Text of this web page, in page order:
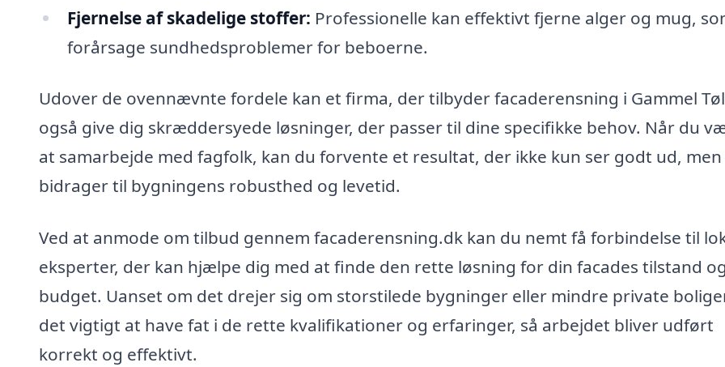
Fjernelse af skadelige stoffer: Professionelle kan effektivt fjerne alger og mug,
forårsage sundhedsproblemer for beboerne.
Udover de ovennævnte fordele kan et firma, der tilbyder facaderensning i Gammel
også give dig skræddersyede løsninger, der passer til dine specifikke behov. Når du
at samarbejde med fagfolk, kan du forvente et resultat, der ikke kun ser godt ud, men
bidrager til bygningens robusthed og levetid.
Ved at anmode om tilbud gennem facaderensning.dk kan du nemt få forbindelse til
eksperter, der kan hjælpe dig med at finde den rette løsning for din facades tilstand
budget. Uanset om det drejer sig om storstilede bygninger eller mindre private
det vigtigt at have fat i de rette kvalifikationer og erfaringer, så arbejdet bliver udført
korrekt og effektivt.